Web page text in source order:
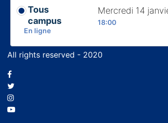
Tous
campus
En ligne
Mercredi 14
18:00
All rights reserved - 2020